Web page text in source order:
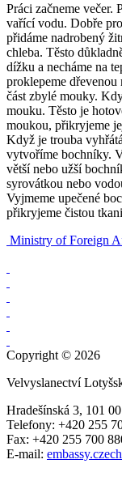
Práci začneme večer.
vařící vodu. Dobře
přidáme nadrobený
chleba. Těsto
dížku a necháme na
proklepeme
část zbylé mouky.
mouku. Těsto je
moukou, přikryjeme
Když je trouba
vytvoříme bochníky.
větší nebo užší
syrovátkou nebo
Vyjmeme upečené
přikryjeme čistou
Ministry of Foreign
Copyright © 2026
Velvyslanectví
Hradešínská 3, 101
Telefony: +420 255
Fax: +420 255 700
E-mail: